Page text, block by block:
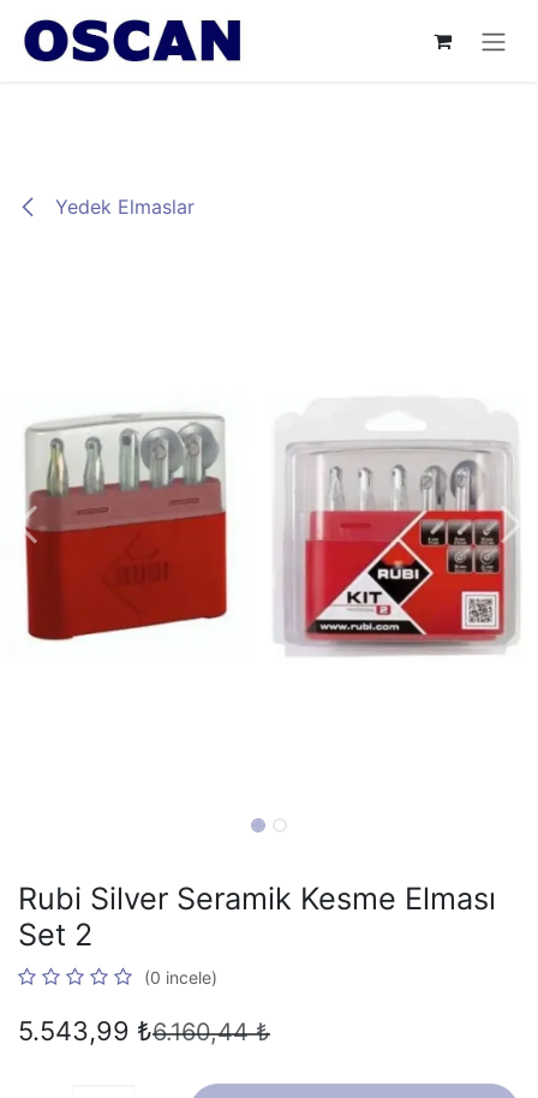
İçereği Atla
Yedek Elmaslar
Rubi Silver Seramik Kesme Elması
Set 2
(0 incele)
5.543,99 ₺6.160,44₺